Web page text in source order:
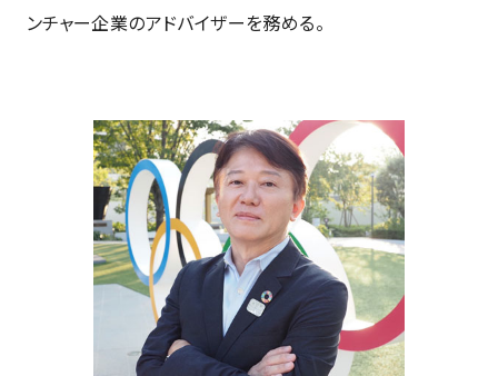
ンチャー企業のアドバイザーを務める。